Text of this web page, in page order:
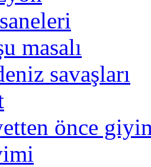
masalı
savaşları
önce